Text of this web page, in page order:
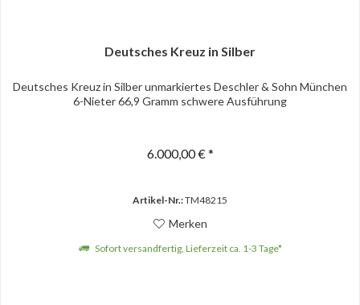
Deutsches Kreuz in Silber
Deutsches Kreuz in Silber unmarkiertes Deschler & Sohn München
6-Nieter 66,9 Gramm schwere Ausführung
6.000,00 € *
Artikel-Nr.:TM48215
Merken
Sofort versandfertig, Lieferzeit ca. 1-3 Tage*